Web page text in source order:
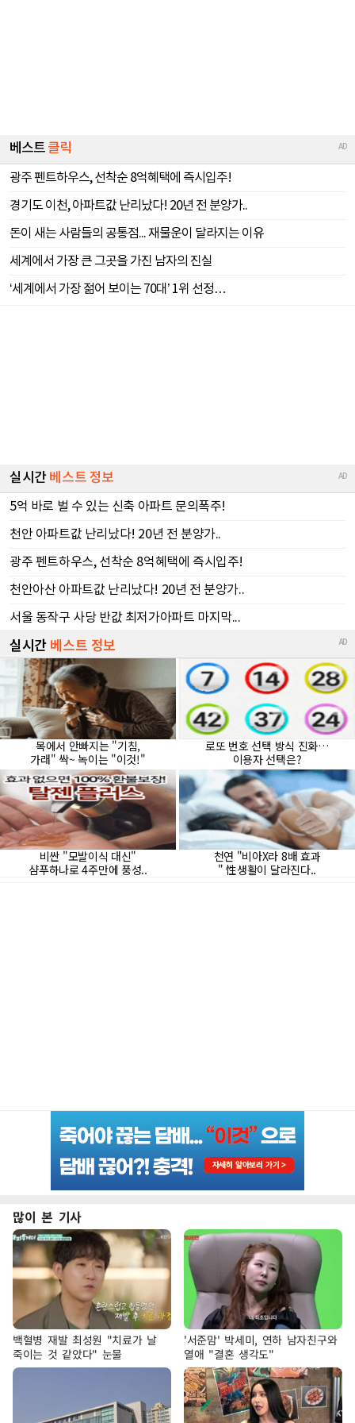
많이 본 기사
백혈병 재발 최성원 "치료가 날
죽이는 것 같았다" 눈물
'서준맘' 박세미, 연하 남자친구와
열애 "결혼 생각도"